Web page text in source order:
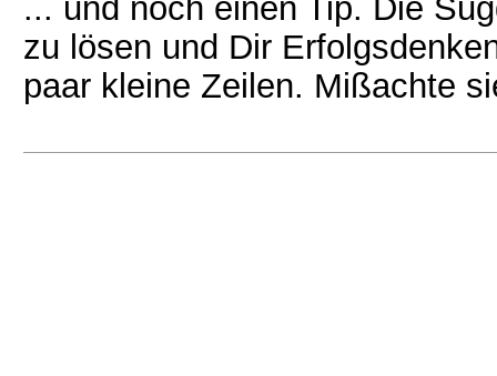
... und noch einen Tip. Die
zu lösen und Dir
paar kleine Zeilen. Mißachte